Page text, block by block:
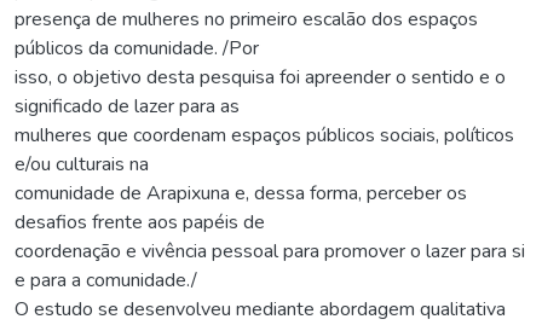
presença de mulheres no primeiro escalão dos espaços
públicos da comunidade. /Por
isso, o objetivo desta pesquisa foi apreender o sentido e o
significado de lazer para as
mulheres que coordenam espaços públicos sociais, políticos
e/ou culturais na
comunidade de Arapixuna e, dessa forma, perceber os
desafios frente aos papéis de
coordenação e vivência pessoal para promover o lazer para si
e para a comunidade./
O estudo se desenvolveu mediante abordagem qualitativa